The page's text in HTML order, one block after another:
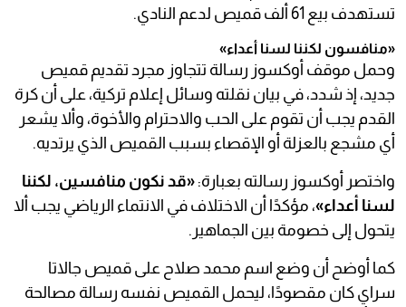
تستهدف بيع 61 ألف قميص لدعم النادي.
«منافسون لكننا لسنا أعداء»
وحمل موقف أوكسوز رسالة تتجاوز مجرد تقديم قميص
جديد، إذ شدد، في بيان نقلته وسائل إعلام تركية، على أن كرة
القدم يجب أن تقوم على الحب والاحترام والأخوة، وألا يشعر
أي مشجع بالعزلة أو الإقصاء بسبب القميص الذي يرتديه.
واختصر أوكسوز رسالته بعبارة: «قد نكون منافسين، لكننا
لسنا أعداء»، مؤكدًا أن الاختلاف في الانتماء الرياضي يجب ألا
يتحول إلى خصومة بين الجماهير.
كما أوضح أن وضع اسم محمد صلاح على قميص جالاتا
سراي كان مقصودًا، ليحمل القميص نفسه رسالة مصالحة